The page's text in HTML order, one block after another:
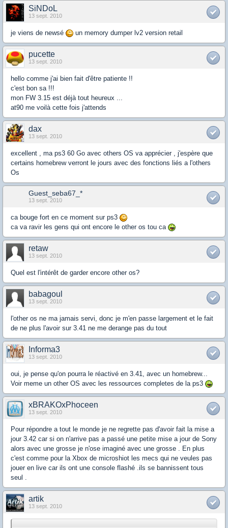
SiNDoL
13 sept. 2010
je viens de newsé un memory dumper lv2 version retail
pucette
13 sept. 2010
hello comme j'ai bien fait d'être patiente !!
c'est bon sa !!!
mon FW 3.15 est déjà tout heureux ...
at90 me voilà cette fois j'attends
dax
13 sept. 2010
excellent , ma ps3 60 Go avec others OS va apprécier , j'espère que
certains homebrew verront le jours avec des fonctions liés a l'others
Os
Guest_seba67_*
13 sept. 2010
ca bouge fort en ce moment sur ps3
ca va ravir les gens qui ont encore le other os tou ca
retaw
13 sept. 2010
Quel est l'intérêt de garder encore other os?
babagoul
13 sept. 2010
l'other os ne ma jamais servi, donc je m'en passe largement et le fait
de ne plus l'avoir sur 3.41 ne me derange pas du tout
Informa3
13 sept. 2010
oui, je pense qu'on pourra le réactivé en 3.41, avec un homebrew...
Voir meme un other OS avec les ressources completes de la ps3
xBRAKOxPhoceen
13 sept. 2010
Pour répondre a tout le monde je ne regrette pas d'avoir fait la mise a
jour 3.42 car si on n'arrive pas a passé une petite mise a jour de Sony
alors avec une grosse je n'ose imaginé avec une grosse . En plus
c'est comme pour la Xbox de microshiot les mecs qui ne veules pas
jouer en live car ils ont une console flashé .ils se bannissent tous
seul .
artik
13 sept. 2010